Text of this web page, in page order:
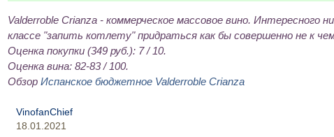
Valderroble Crianza - коммерческое массовое вино. Интересного
классе "запить котлету" придраться как бы совершенно не к
Оценка покупки (349 руб.): 7 / 10.
Оценка вина: 82-83 / 100.
Обзор Испанское бюджетное Valderroble Crianza
VinofanChief
18.01.2021